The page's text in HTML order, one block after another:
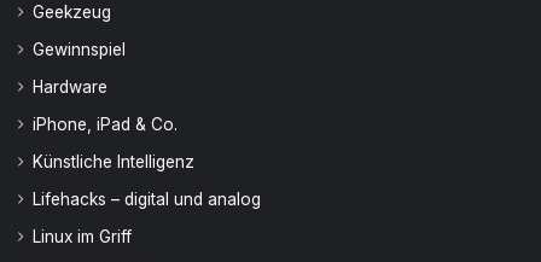
Geekzeug
Gewinnspiel
Hardware
iPhone, iPad & Co.
Künstliche Intelligenz
Lifehacks – digital und analog
Linux im Griff